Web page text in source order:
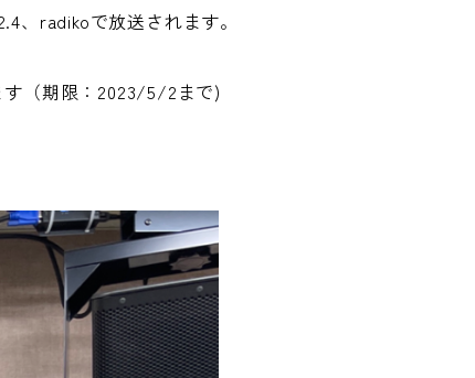
、radikoで放送されます。
（期限：2023/5/2まで)